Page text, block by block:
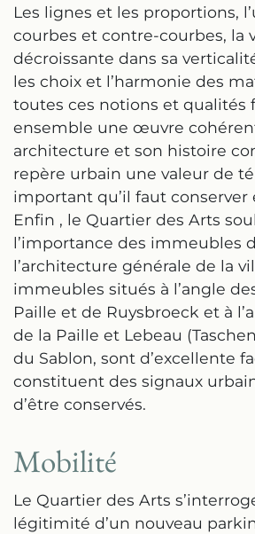
Les lignes et les proportions,
courbes et contre-courbes, la
décroissante dans sa
les choix et l’harmonie des
toutes ces notions et qualités
ensemble une œuvre
architecture et son histoire
repère urbain une valeur de
important qu’il faut conserver
Enfin , le Quartier des Arts
l’importance des immeubles
l’architecture générale de la
immeubles situés à l’angle
Paille et de Ruysbroeck et à
de la Paille et Lebeau
du Sablon, sont d’excellente
constituent des signaux
d’être conservés.
Mobilité
Le Quartier des Arts
légitimité d’un nouveau